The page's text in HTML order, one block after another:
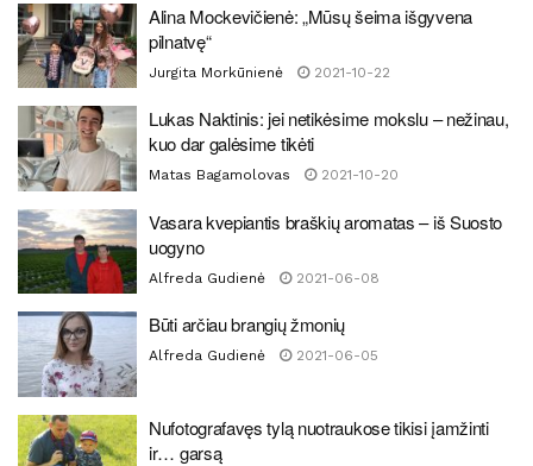
Alina Mockevičienė: „Mūsų šeima išgyvena
pilnatvę“
Jurgita Morkūnienė 2021-10-22
Lukas Naktinis: jei netikėsime mokslu – nežinau,
kuo dar galėsime tikėti
Matas Bagamolovas 2021-10-20
Vasara kvepiantis braškių aromatas – iš Suosto
uogyno
Alfreda Gudienė 2021-06-08
Būti arčiau brangių žmonių
Alfreda Gudienė 2021-06-05
Nufotografavęs tylą nuotraukose tikisi įamžinti
ir… garsą